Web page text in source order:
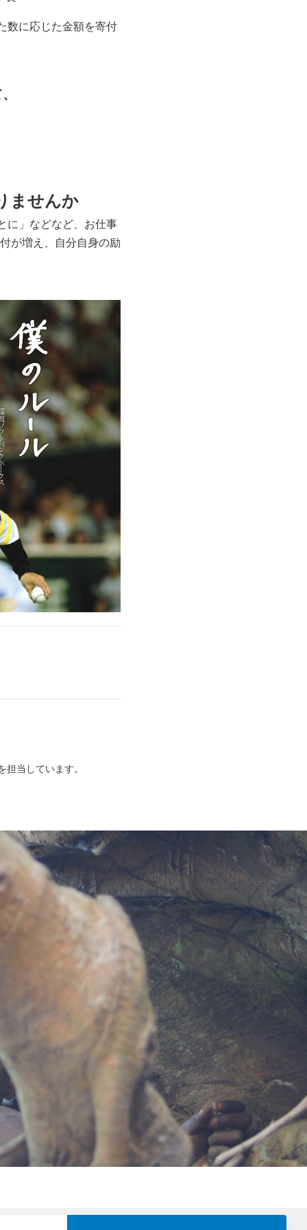
数に応じた金額を寄付
ませんか
に」などなど、お仕事
が増え、自分自身の励
当しています。